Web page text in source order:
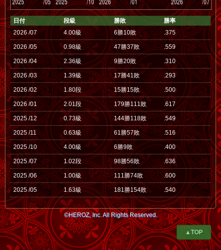
日付 段級 勝敗
勝率
2026 /07
4.00級 6勝10敗 .375
2026 /05 0.98級 47勝37敗 .559
2026 /04 2.36級 9勝20敗 .310
2026 /03 1.39級 17勝41敗 .293
2026 /02 1.80段 15勝15敗 .500
2026 /01 2.01段 179勝111敗 .617
2025 /12 0.73級 144勝118敗 .549
2025 /11 0.63級 61勝57敗 .516
2025 /10 4.00級 6勝9敗 .400
2025 /07 1.02段 98勝56敗 .636
2025 /06 1.00級 111勝74敗 .600
2025 /05 1.63級 181勝154敗 .540
©HEROZ, Inc. All Rights Reserved.
▲TOP